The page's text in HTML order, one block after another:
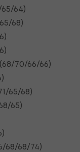
64)
68)
70/66/66)
65/68)
65)
68/68/74)